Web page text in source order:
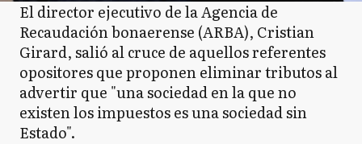
El director ejecutivo de la Agencia de
Recaudación bonaerense (ARBA), Cristian
Girard, salió al cruce de aquellos referentes
opositores que proponen eliminar tributos al
advertir que "una sociedad en la que no
existen los impuestos es una sociedad sin
Estado".